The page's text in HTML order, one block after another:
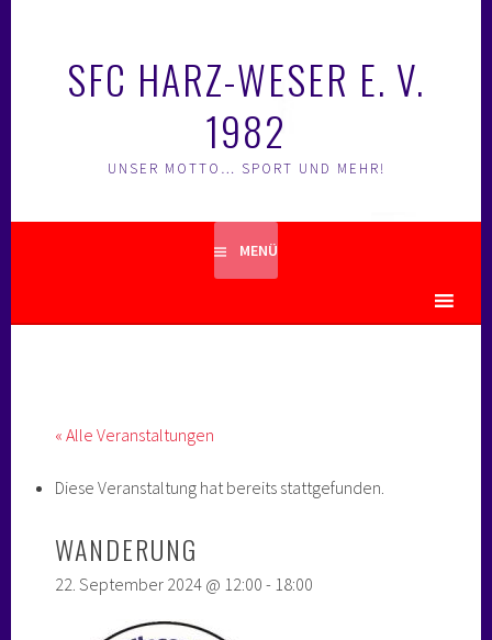
SFC HARZ-WESER E. V.
1982
UNSER MOTTO… SPORT UND MEHR!
MENÜ
« Alle Veranstaltungen
Diese Veranstaltung hat bereits stattgefunden.
WANDERUNG
22. September 2024 @ 12:00 - 18:00